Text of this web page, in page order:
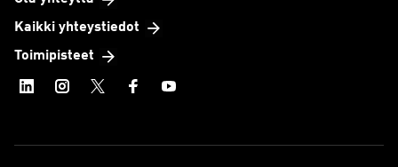
Kaikki yhteystiedot
Toimipisteet